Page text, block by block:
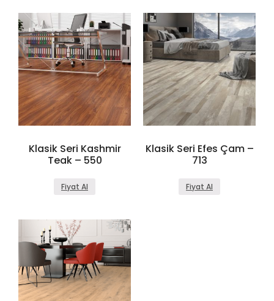
Klasik Seri Kashmir
Teak – 550
Fiyat Al
Klasik Seri Efes Çam –
713
Fiyat Al